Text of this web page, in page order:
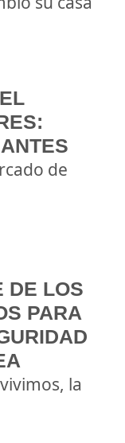
de
DE LOS
PARA
la